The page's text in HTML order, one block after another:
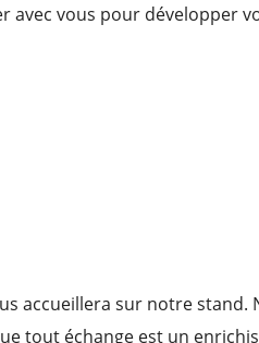
avec vous pour développer
accueillera sur notre
tout échange est un